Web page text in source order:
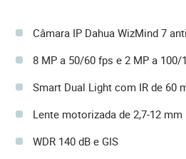
Câmara IP Dahua WizMind 7
8 MP a 50/60 fps e 2 MP a 100/
Smart Dual Light com IR de 60
Lente motorizada de 2,7-12 mm
WDR 140 dB e GIS